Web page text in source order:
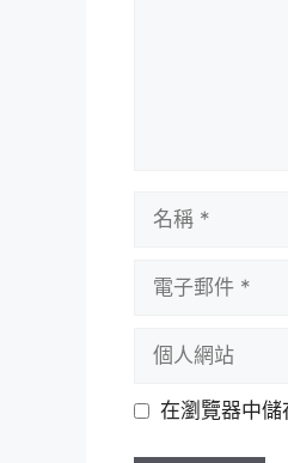
網 在瀏覽器中儲